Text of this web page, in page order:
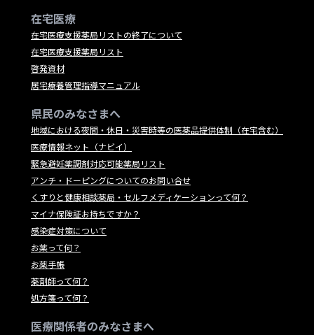
在宅医療
在宅医療支援薬局リストの終了について
在宅医療支援薬局リスト
啓発資材
居宅療養管理指導マニュアル
県民のみなさまへ
地域における夜間・休日・災害時等の医薬品提供体制（在宅含む）
医療情報ネット（ナビイ）
緊急避妊薬調剤対応可能薬局リスト
アンチ・ドーピングについてのお問い合せ
くすりと健康相談薬局・セルフメディケーションって何？
マイナ保険証お持ちですか？
感染症対策について
お薬って何？
お薬手帳
薬剤師って何？
処方箋って何？
医療関係者のみなさまへ